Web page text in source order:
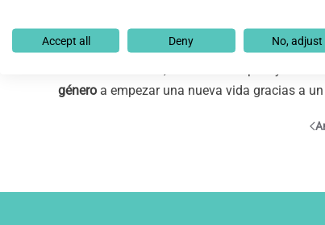
protagonistas de su
situaciones similares.
Desde el año 2013, Fundación Repsol y
género a empezar una nueva vida gracias a
Accept all Deny No, adjust